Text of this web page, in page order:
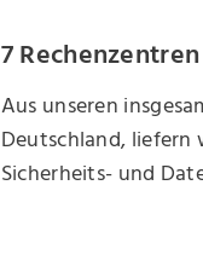
7
Aus unseren
Deutschland, liefern
Sicherheits- und